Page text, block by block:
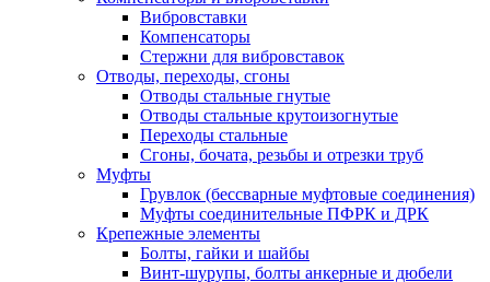
Вибровставки
Компенсаторы
Стержни для вибровставок
Отводы, переходы, сгоны
Отводы стальные гнутые
Отводы стальные крутоизогнутые
Переходы стальные
Сгоны, бочата, резьбы и отрезки труб
Муфты
Грувлок (бессварные муфтовые соединения)
Муфты соединительные ПФРК и ДРК
Крепежные элементы
Болты, гайки и шайбы
Винт-шурупы, болты анкерные и дюбели